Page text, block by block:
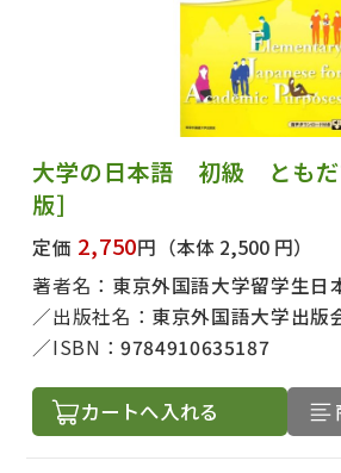
大学の日本語 初級 ともだ
版］
定価 2,750円 （本体 2,500 円）
著者名： 東京外国語大学留学生日
出版社名： 東京外国語大学出版
ISBN：9784910635187
カートへ入れる